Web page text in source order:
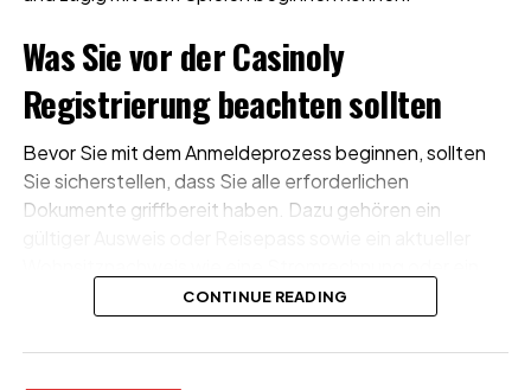
Was Sie vor der Casinoly
Registrierung beachten sollten
Bevor Sie mit dem Anmeldeprozess beginnen, sollten
Sie sicherstellen, dass Sie alle erforderlichen
Dokumente griffbereit haben. Dazu gehören ein
Kontoauszug. Diese Dokumente werden für die
Überprüfung Ihres Kontos erforderlich und
beschleunigen den gesamten Ablauf deutlich.
CONTINUE READING